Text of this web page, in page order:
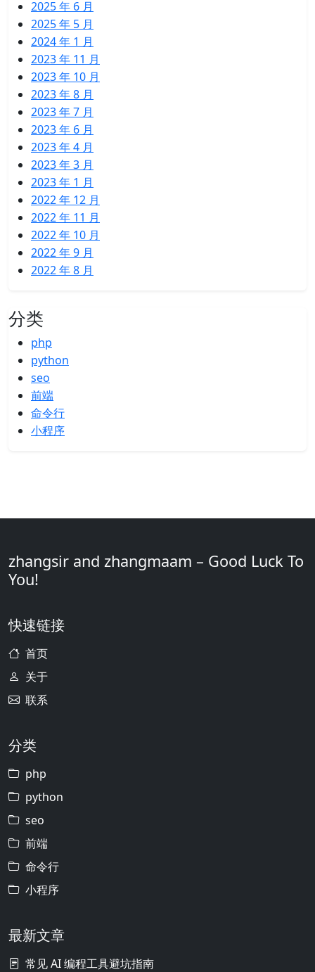
2025 年 6 月
2025 年 5 月
2024 年 1 月
2023 年 11 月
2023 年 10 月
2023 年 8 月
2023 年 7 月
2023 年 6 月
2023 年 4 月
2023 年 3 月
2023 年 1 月
2022 年 12 月
2022 年 11 月
2022 年 10 月
2022 年 9 月
2022 年 8 月
分类
php
python
seo
前端
命令行
小程序
zhangsir and zhangmaam – Good Luck To
You!
快速链接
首页
关于
联系
分类
php
python
seo
前端
命令行
小程序
最新文章
常见 AI 编程工具避坑指南